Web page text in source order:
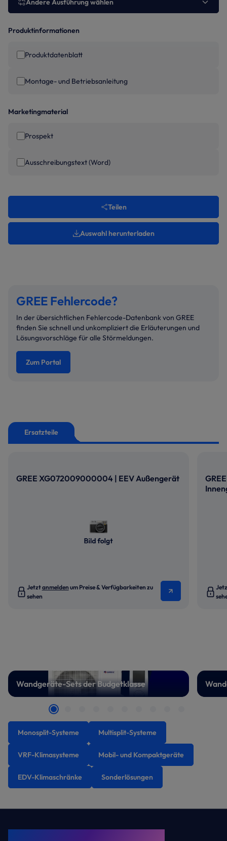
Andere Ausführung wählen
Produktinformationen
Produktdatenblatt
Montage- und Betriebsanleitung
Marketingmaterial
Prospekt
Ausschreibungstext (Word)
Teilen
Auswahl herunterladen
GREE Fehlercode?
In der übersichtlichen Fehlercode-Datenbank von GREE
finden Sie schnell und unkompliziert die Erläuterungen und
Lösungsvorschläge für alle Störmeldungen.
Zum Portal
Ersatzteile
GREE XG072009000004 | EEV Außengerät
Jetztanmelden um Preise & Verfügbarkeiten zu
sehen
Wandgeräte-Sets der Budgetklasse
Monosplit-Systeme Multisplit-Systeme
VRF-Klimasysteme Mobil- und Kompaktgeräte
EDV-Klimaschränke Sonderlösungen